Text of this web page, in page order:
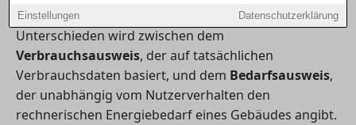
Einstellungen Datenschutzerklärung
Unterschieden wird zwischen dem
Verbrauchsausweis, der auf tatsächlichen
Verbrauchsdaten basiert, und dem Bedarfsausweis,
der unabhängig vom Nutzerverhalten den
rechnerischen Energiebedarf eines Gebäudes angibt.